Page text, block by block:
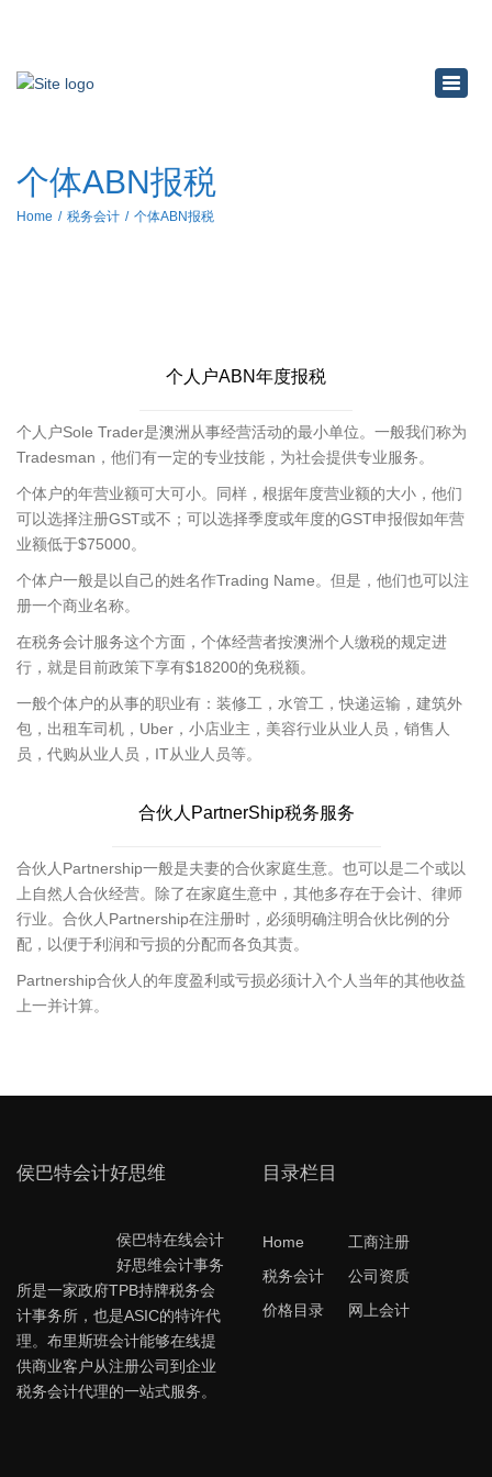
个体ABN报税
Home 税务会计 个体ABN报税
个人户ABN年度报税
个人户Sole Trader是澳洲从事经营活动的最小单位。一般我们称为
Tradesman，他们有一定的专业技能，为社会提供专业服务。
个体户的年营业额可大可小。同样，根据年度营业额的大小，他们
可以选择注册GST或不；可以选择季度或年度的GST申报假如年营
业额低于$75000。
个体户一般是以自己的姓名作Trading Name。但是，他们也可以注
册一个商业名称。
在税务会计服务这个方面，个体经营者按澳洲个人缴税的规定进
行，就是目前政策下享有$18200的免税额。
一般个体户的从事的职业有：装修工，水管工，快递运输，建筑外
包，出租车司机，Uber，小店业主，美容行业从业人员，销售人
员，代购从业人员，IT从业人员等。
合伙人PartnerShip税务服务
合伙人Partnership一般是夫妻的合伙家庭生意。也可以是二个或以
上自然人合伙经营。除了在家庭生意中，其他多存在于会计、律师
行业。合伙人Partnership在注册时，必须明确注明合伙比例的分
配，以便于利润和亏损的分配而各负其责。
Partnership合伙人的年度盈利或亏损必须计入个人当年的其他收益
上一并计算。
侯巴特会计好思维
侯巴特在线会计
好思维会计事务
所是一家政府TPB持牌税务会
计事务所，也是ASIC的特许代
理。布里斯班会计能够在线提
供商业客户从注册公司到企业
税务会计代理的一站式服务。
目录栏目
Home
工商注册
税务会计
公司资质
价格目录
网上会计